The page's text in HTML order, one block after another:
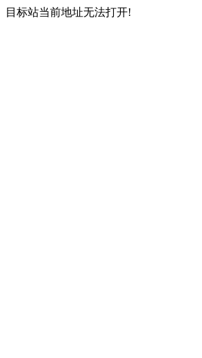
目标站当前地址无法打开!